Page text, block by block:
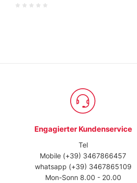
Engagierter Kundenservice
Tel
Mobile (+39) 3467866457
whatsapp (+39) 3467865109
Mon-Sonn 8.00 - 20.00